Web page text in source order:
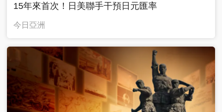
15年來首次！日美聯手干預日元匯率
今日亞洲